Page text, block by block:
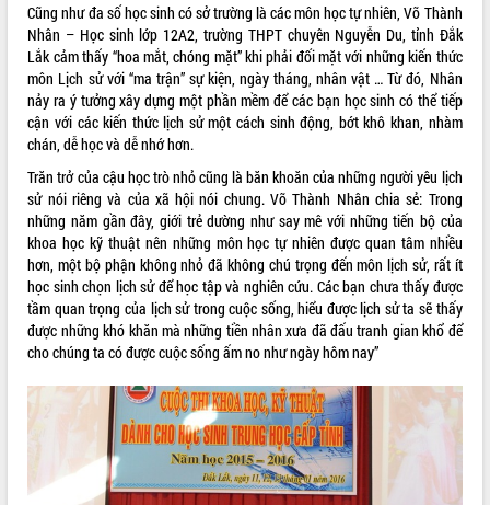
TIN TỨC SỰ KIỆN
SỞ, BAN, NGÀNH
UBND CÁC XÃ, PHƯỜNG
THÔNG TIN CHỈ ĐẠO ĐIỀU HÀNH
HỆ THỐNG VĂN BẢN
VĂN BẢN HĐND TỈNH
ĐIỂM TIN VĂN BẢN
QUY HOẠCH - KẾ HOẠCH
Cũng như đa số học sinh có sở trường là các môn học tự nhiên, Võ Thành
Nhân – Học sinh lớp 12A2, trường THPT chuyên Nguyễn Du, tỉnh Đắk
Lắk cảm thấy “hoa mắt, chóng mặt” khi phải đối mặt với những kiến thức
môn Lịch sử với “ma trận” sự kiện, ngày tháng, nhân vật … Từ đó, Nhân
nảy ra ý tưởng xây dựng một phần mềm để các bạn học sinh có thể tiếp
cận với các kiến thức lịch sử một cách sinh động, bớt khô khan, nhàm
chán, dễ học và dễ nhớ hơn.
Trăn trở của cậu học trò nhỏ cũng là băn khoăn của những người yêu lịch
sử nói riêng và của xã hội nói chung. Võ Thành Nhân chia sẻ: Trong
những năm gần đây, giới trẻ dường như say mê với những tiến bộ của
khoa học kỹ thuật nên những môn học tự nhiên được quan tâm nhiều
hơn, một bộ phận không nhỏ đã không chú trọng đến môn lịch sử, rất ít
học sinh chọn lịch sử để học tập và nghiên cứu. Các bạn chưa thấy được
tầm quan trọng của lịch sử trong cuộc sống, hiểu được lịch sử ta sẽ thấy
được những khó khăn mà những tiền nhân xưa đã đấu tranh gian khổ để
cho chúng ta có được cuộc sống ấm no như ngày hôm nay”